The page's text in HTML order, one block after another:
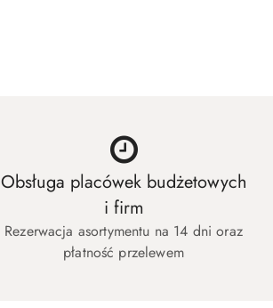
Obsługa placówek budżetowych
i firm
Rezerwacja asortymentu na 14 dni oraz
płatność przelewem